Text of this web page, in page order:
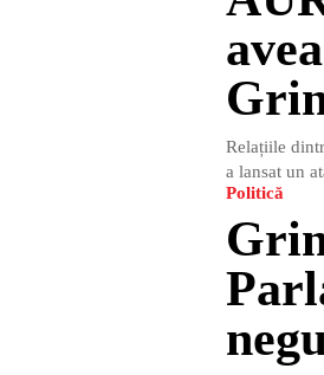
Relațiile
a lansat un
Politică